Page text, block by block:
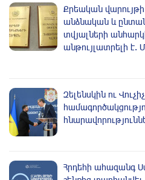
Քրեական
անձնական և
տվյալների
անթույլատրելի է.
Զելենսկին ու
Հրդեհի ահազանգ